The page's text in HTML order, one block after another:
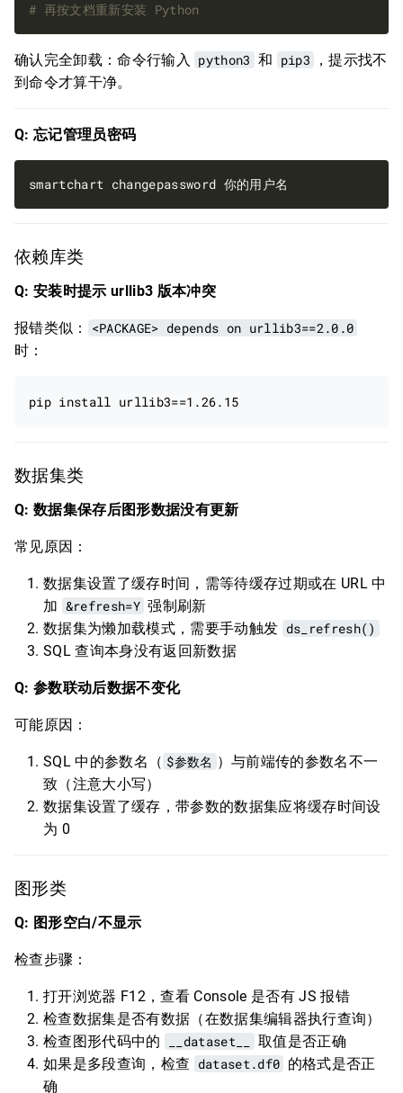
# 再按文档重新安装 Python
确认完全卸载：命令行输入 python3 和 pip3
，提示找不
到命令才算干净。
Q: 忘记管理员密码
依赖库类
Q: 安装时提示 urllib3 版本冲突
报错类似：
<PACKAGE> depends on urllib3==2.0.0
时：
数据集类
Q: 数据集保存后图形数据没有更新
常见原因：
数据集设置了缓存时间，需等待缓存过期或在 URL 中
加 &refresh=Y 强制刷新
数据集为懒加载模式，需要手动触发 ds_refresh()
SQL 查询本身没有返回新数据
Q: 参数联动后数据不变化
可能原因：
SQL 中的参数名（ $参数名 ）与前端传的参数名不一
致（注意大小写）
数据集设置了缓存，带参数的数据集应将缓存时间设
为 0
图形类
Q: 图形空白/不显示
检查步骤：
打开浏览器 F12，查看 Console 是否有 JS 报错
检查数据集是否有数据（在数据集编辑器执行查询）
检查图形代码中的
__dataset__
取值是否正确
如果是多段查询，检查 dataset.df0 的格式是否正
确